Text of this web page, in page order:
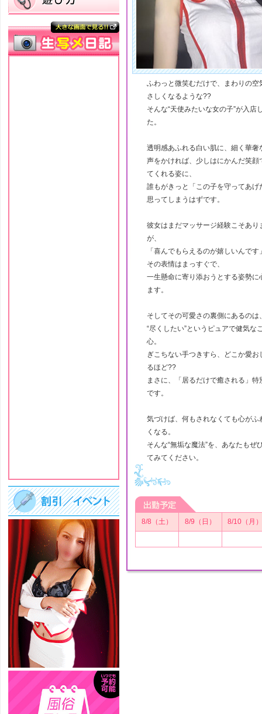
ふわっと微笑むだけで、まわりの空
さしくなるような??
そんな“天使みたいな女の子”が入店
た。
透明感あふれる白い肌に、細く華奢
声をかければ、少しはにかんだ笑顔
てくれる姿に、
誰もがきっと「この子を守ってあげ
思ってしまうはずです。
彼女はまだマッサージ経験こそあり
が、
「喜んでもらえるのが嬉しいんです
その表情はまっすぐで、
一生懸命に寄り添おうとする姿勢に
ます。
そしてその可愛さの裏側にあるのは
“尽くしたい”というピュアで健気な
心。
ぎこちない手つきすら、どこか愛お
るほど??
まさに、「居るだけで癒される」特
です。
気づけば、何もされなくても心がふ
くなる。
そんな“無垢な魔法”を、あなたもぜ
てみてください。
8/8（土） 8/9（日） 8/10（月）